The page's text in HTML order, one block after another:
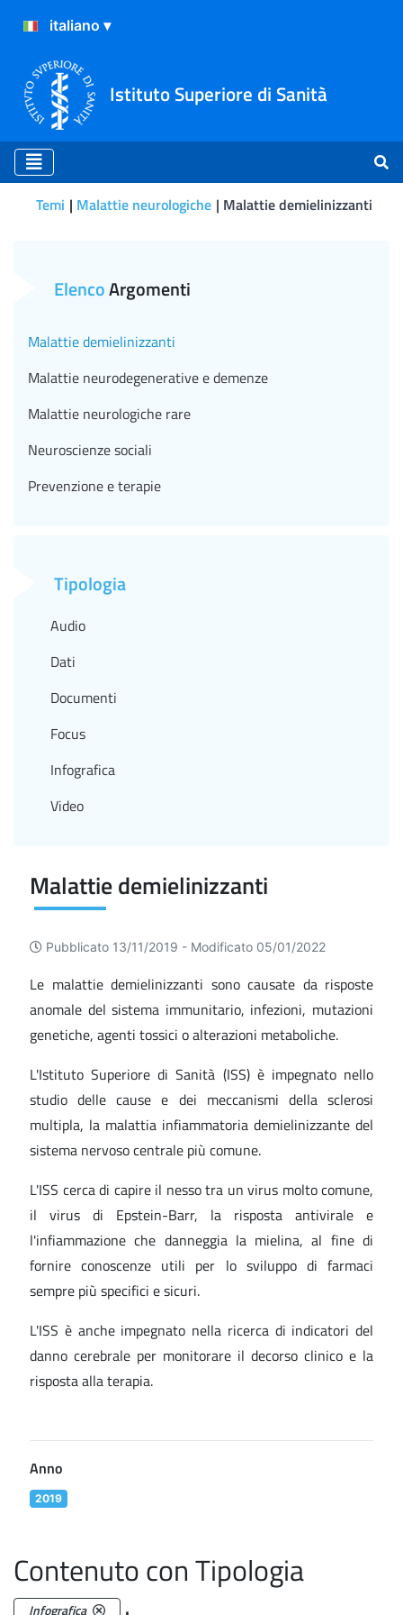
Istituto Superiore di Sanità
Temi Malattie neurologiche Malattie demielinizzanti
Malattie demielinizzanti
Pubblicato 13/11/2019 - Modificato 05/01/2022
Le malattie demielinizzanti sono causate da risposte
anomale del sistema immunitario, infezioni, mutazioni
genetiche, agenti tossici o alterazioni metaboliche.
L'Istituto Superiore di Sanità (ISS) è impegnato nello
studio delle cause e dei meccanismi della sclerosi
multipla, la malattia infiammatoria demielinizzante del
sistema nervoso centrale più comune.
L'ISS cerca di capire il nesso tra un virus molto comune,
il virus di Epstein-Barr, la risposta antivirale e
l'infiammazione che danneggia la mielina, al fine di
fornire conoscenze utili per lo sviluppo di farmaci
sempre più specifici e sicuri.
L'ISS è anche impegnato nella ricerca di indicatori del
danno cerebrale per monitorare il decorso clinico e la
risposta alla terapia.
Anno
2019
Contenuto con Tipologia
Infografica .
ElencoArgomenti
Malattie demielinizzanti
Malattie neurodegenerative e demenze
Malattie neurologiche rare
Neuroscienze sociali
Prevenzione e terapie
Tipologia
Audio
Dati
Documenti
Focus
Infografica
Video